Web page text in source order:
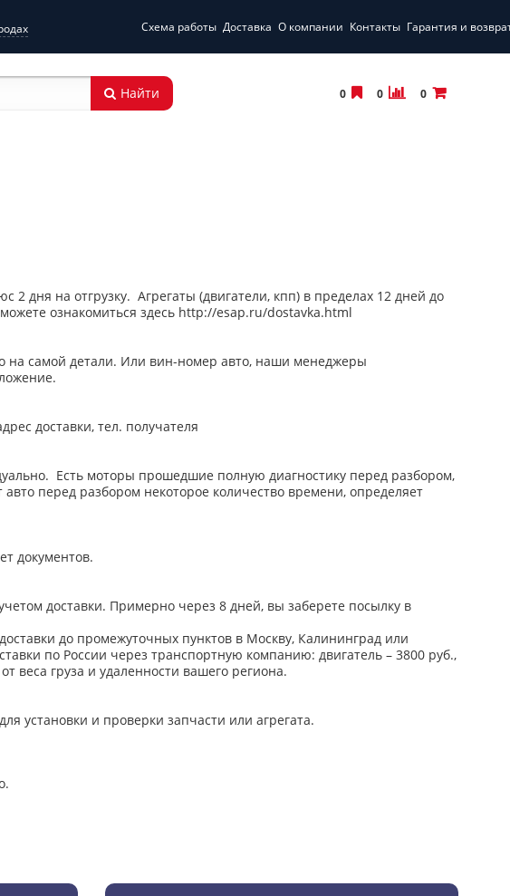
Схема работы Доставка О компании Контакты Гарантия и
Найти 0 0 0
дня на отгрузку. Агрегаты (двигатели, кпп) в пределах 12 дней до
ознакомиться здесь http://esap.ru/dostavka.html
на самой детали. Или вин-номер авто, наши менеджеры
доставки, тел. получателя
Есть моторы прошедшие полную диагностику перед разбором,
перед разбором некоторое количество времени, определяет
документов.
доставки. Примерно через 8 дней, вы заберете посылку в
до промежуточных пунктов в Москву, Калининград или
по России через транспортную компанию: двигатель – 3800 руб.,
веса груза и удаленности вашего региона.
установки и проверки запчасти или агрегата.